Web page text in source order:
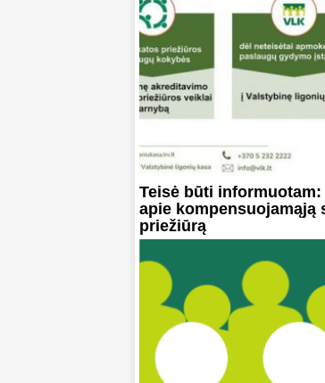
Teisė būti
apie kompensuojamąją
priežiūrą